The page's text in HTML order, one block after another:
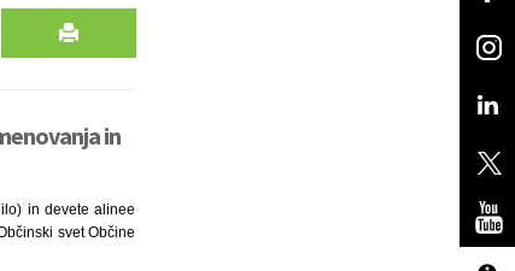
in
in devete alinee
svet Občine